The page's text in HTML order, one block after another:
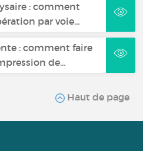
: comment
par voie…
: comment faire
de…
Haut de page